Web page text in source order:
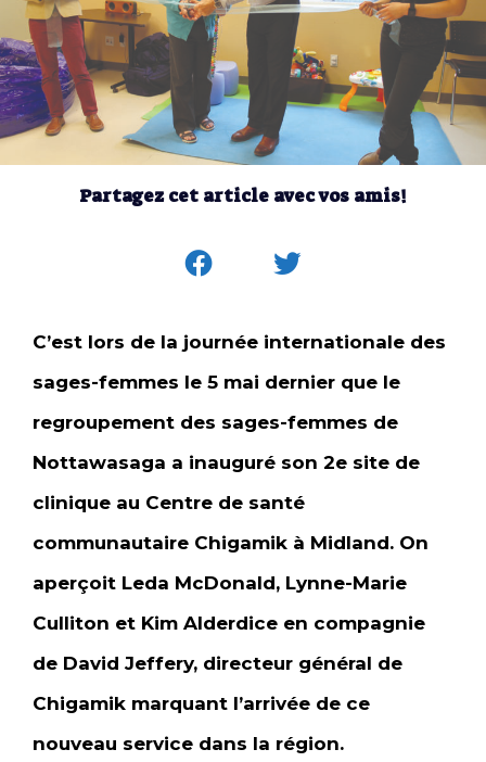
Partagez cet article avec vos amis!
C’est lors de la journée internationale des
sages-femmes le 5 mai dernier que le
regroupement des sages-femmes de
Nottawasaga a inauguré son 2e site de
clinique au Centre de santé
communautaire Chigamik à Midland. On
aperçoit Leda McDonald, Lynne-Marie
Culliton et Kim Alderdice en compagnie
de David Jeffery, directeur général de
Chigamik marquant l’arrivée de ce
nouveau service dans la région.